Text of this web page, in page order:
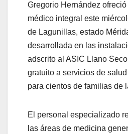
Gregorio Hernández
médico integral este
de Lagunillas, estado
desarrollada en las
adscrito al ASIC Llano
gratuito a servicios de
para cientos de familias de
El personal especializado
las áreas de medicina